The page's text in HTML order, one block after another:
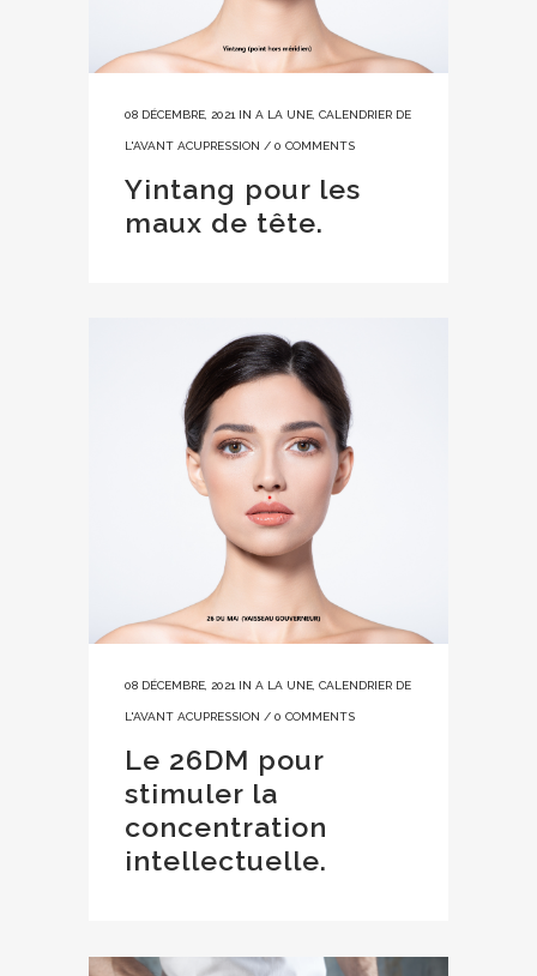
08 DÉCEMBRE, 2021 IN A LA UNE CALENDRIER DE
L'AVANT ACUPRESSION / 0 COMMENTS
Yintang pour les
maux de tête.
08 DÉCEMBRE, 2021 IN A LA UNE CALENDRIER DE
L'AVANT ACUPRESSION / 0 COMMENTS
Le 26DM pour
stimuler la
concentration
intellectuelle.